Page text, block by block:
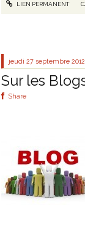
LIEN PERMANENT
jeudi 27 septembre 2012
Sur les
Share